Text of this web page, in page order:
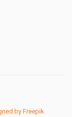
by Freepik